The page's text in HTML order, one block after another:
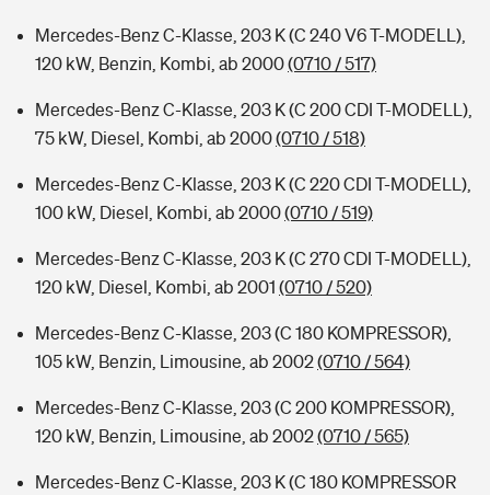
Mercedes-Benz C-Klasse, 203 K (C 240 V6 T-MODELL),
120 kW, Benzin, Kombi, ab 2000(0710 / 517)
Mercedes-Benz C-Klasse, 203 K (C 200 CDI T-MODELL),
75 kW, Diesel, Kombi, ab 2000(0710 / 518)
Mercedes-Benz C-Klasse, 203 K (C 220 CDI T-MODELL),
100 kW, Diesel, Kombi, ab 2000(0710 / 519)
Mercedes-Benz C-Klasse, 203 K (C 270 CDI T-MODELL),
120 kW, Diesel, Kombi, ab 2001 (0710 / 520)
Mercedes-Benz C-Klasse, 203 (C 180 KOMPRESSOR),
105 kW, Benzin, Limousine, ab 2002(0710 / 564)
Mercedes-Benz C-Klasse, 203 (C 200 KOMPRESSOR),
120 kW, Benzin, Limousine, ab 2002(0710 / 565)
Mercedes-Benz C-Klasse, 203 K (C 180 KOMPRESSOR